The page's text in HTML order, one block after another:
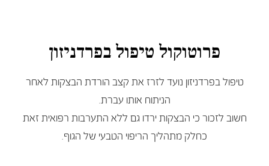
פרוטוקול טיפול בפרדניזון
טיפול בפרדניזון נועד לזרז את קצב הורדת הבצקות לאחר
הניתוח אותו עברת.
חשוב לזכור כי הבצקות ירדו גם ללא התערבות רפואית זאת
כחלק מתהליך הריפוי הטבעי של הגוף.